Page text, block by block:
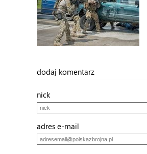
dodaj komentarz
nick
adres e-mail